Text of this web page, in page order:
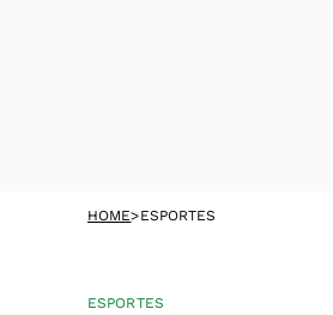
HOME>ESPORTES
ESPORTES